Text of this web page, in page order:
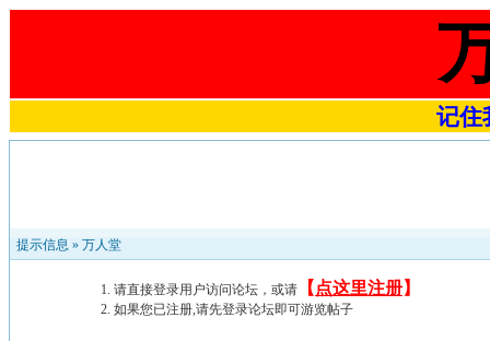
记住
提示信息 » 万人堂
请直接登录用户访问论坛，或请 【 点这里注册】
如果您已注册,请先登录论坛即可游览帖子